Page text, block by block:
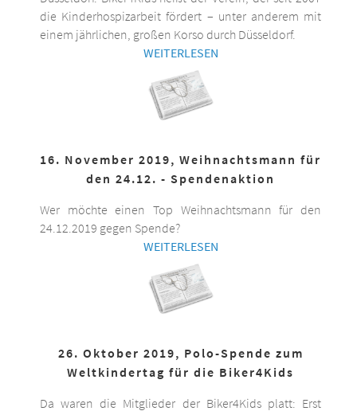
die Kinderhospizarbeit fördert – unter anderem mit
einem jährlichen, großen Korso durch Düsseldorf.
WEITERLESEN
16. November 2019, Weihnachtsmann für
den 24.12. - Spendenaktion
Wer möchte einen Top Weihnachtsmann für den
24.12.2019 gegen Spende?
WEITERLESEN
26. Oktober 2019, Polo-Spende zum
Weltkindertag für die Biker4Kids
Da waren die Mitglieder der Biker4Kids platt: Erst